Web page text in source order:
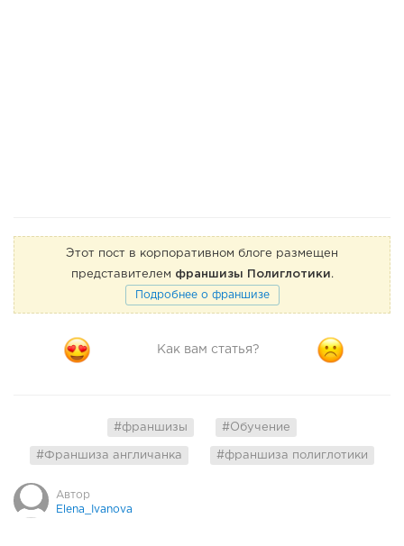
Этот пост в корпоративном блоге размещен
представителем франшизы Полиглотики .
Подробнее о франшизе
Как вам статья?
#франшизы #Обучение
#Франшиза англичанка #франшиза полиглотики
Автор
Elena_Ivanova